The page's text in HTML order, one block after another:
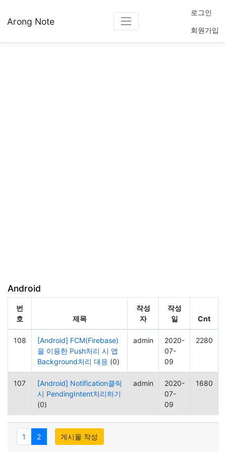
Arong Note
로그인
회원가입
Android
번
호
제목
작성
자
작성
일
Cnt
108
[Android] FCM(Firebase)
을 이용한 Push처리 시 앱
Background처리 대응 (0)
admin
2020-
07-
09
2280
107
[Android] Notification클릭
시 PendingIntent처리하기
(0)
admin
2020-
07-
09
1680
1 2 게시물 작성